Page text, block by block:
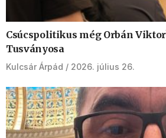
Csúcspolitikus még Orbán
Tusványosa
Kulcsár Árpád 2026. július 26.